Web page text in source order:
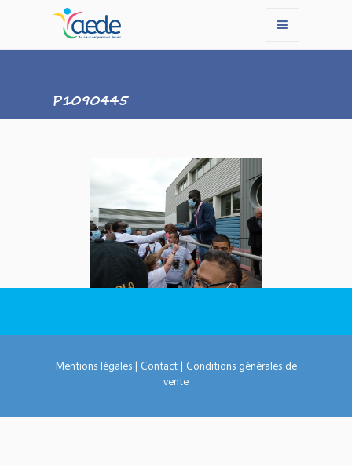
P1090445
Mentions légales| Contact| Conditions générales de
vente